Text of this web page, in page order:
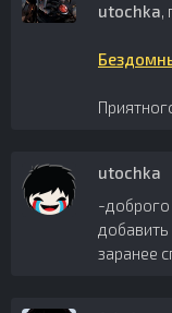
utochka,
utochka
-
заранее